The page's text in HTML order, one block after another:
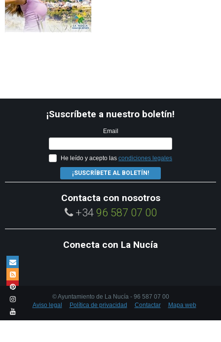
¡Suscríbete a nuestro boletín!
Email
He leído y acepto las condiciones legales
¡SUSCRÍBETE AL BOLETÍN!
Contacta con nosotros
+34 96 587 07 00
Conecta con La Nucía
© Ayuntamiento de La Nucía - 96 587 07 00
Aviso legal
Política de privacidad Contactar Mapa web